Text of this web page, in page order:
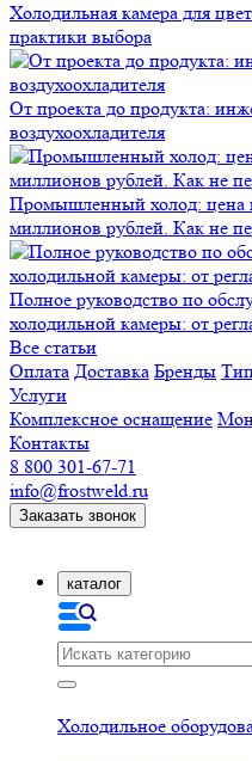
Холодильная камера для
практики выбора
От проекта до продукта:
воздухоохладителя
Промышленный холод: цена
миллионов рублей. Как не
Полное руководство по
холодильной камеры: от
Все статьи
Оплата Доставка Бренды
Услуги
Комплексное оснащение
Контакты
8 800 301-67-71
info@frostweld.ru
Заказать звонок
каталог
Холодильное